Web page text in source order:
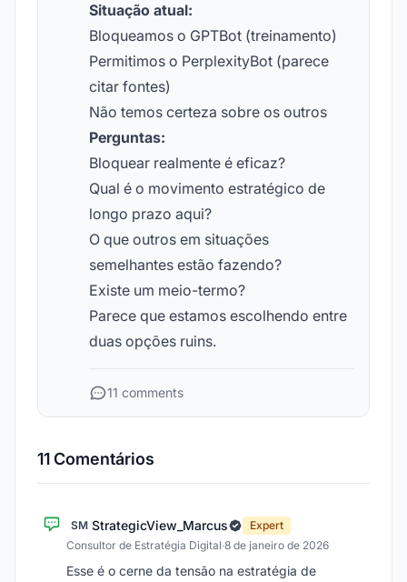
Situação atual:
Bloqueamos o GPTBot (treinamento)
Permitimos o PerplexityBot (parece
citar fontes)
Não temos certeza sobre os outros
Perguntas:
Bloquear realmente é eficaz?
Qual é o movimento estratégico de
longo prazo aqui?
O que outros em situações
semelhantes estão fazendo?
Existe um meio-termo?
Parece que estamos escolhendo entre
duas opções ruins.
11 comments
11 Comentários
SM StrategicView_Marcus
Expert
Consultor de Estratégia Digital·8 de janeiro de 2026
Esse é o cerne da tensão na estratégia de